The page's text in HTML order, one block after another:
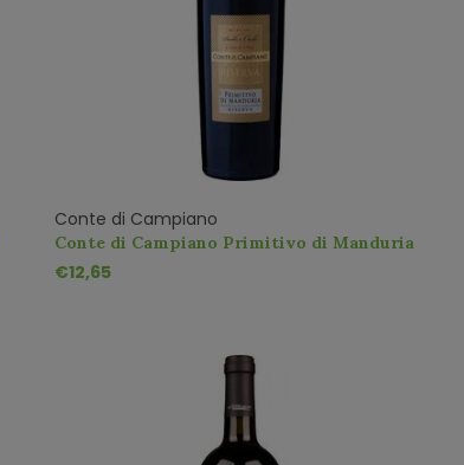
Conte di Campiano
Conte di Campiano Primitivo di Manduria
Riserva
€12,65